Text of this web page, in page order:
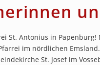
St. Antonius in
im nördlichen
St. Josef im